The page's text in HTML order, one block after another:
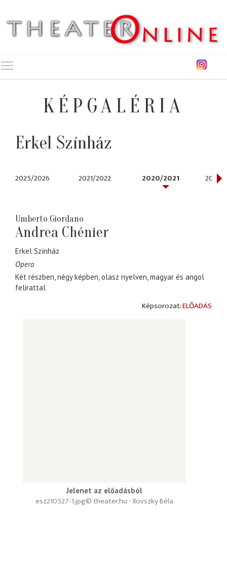
KÉPGALÉRIA
Erkel Színház
2025/2026 2021/2022 2020/2021 2018/
Umberto Giordano
Andrea Chénier
Erkel Színház
Opera
Két részben, négy képben, olasz nyelven, magyar és angol
felirattal
ELŐADÁS
Jelenet az előadásból
© theater.hu - Ilovszky Béla
esz210527-1.jpg